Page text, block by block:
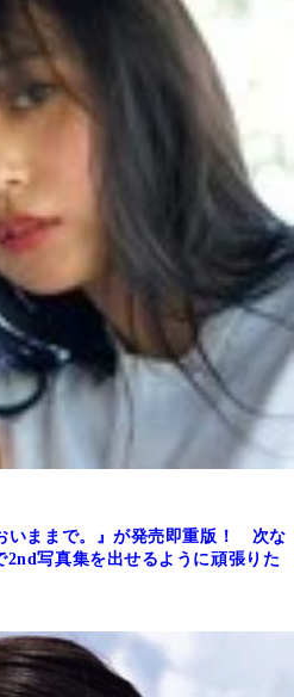
いままで。』が発売即重版！ 次な
2nd写真集を出せるように頑張りた